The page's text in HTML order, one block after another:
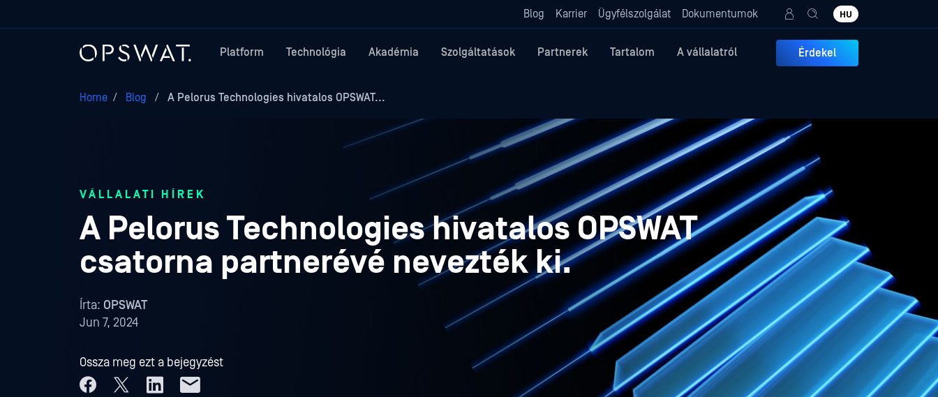
Blog Karrier Ügyfélszolgálat Dokumentumok HU
Platform Technológia Akadémia Szolgáltatások Partnerek Tartalom A vállalatról Érdekel
Home / Blog / A Pelorus Technologies hivatalos OPSWAT...
VÁLLALATI HÍREK
A Pelorus Technologies hivatalos OPSWAT
csatorna partnerévé nevezték ki.
Írta: OPSWAT
Jun 7, 2024
Ossza meg ezt a bejegyzést